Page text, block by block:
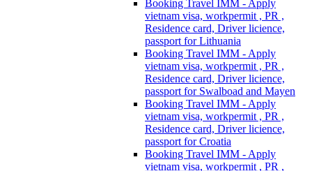
Booking Travel IMM - Apply
vietnam visa, workpermit , PR ,
Residence card, Driver licience,
passport for Lithuania
Booking Travel IMM - Apply
vietnam visa, workpermit , PR ,
Residence card, Driver licience,
passport for Swalboad and Mayen
Booking Travel IMM - Apply
vietnam visa, workpermit , PR ,
Residence card, Driver licience,
passport for Croatia
Booking Travel IMM - Apply
vietnam visa, workpermit , PR ,